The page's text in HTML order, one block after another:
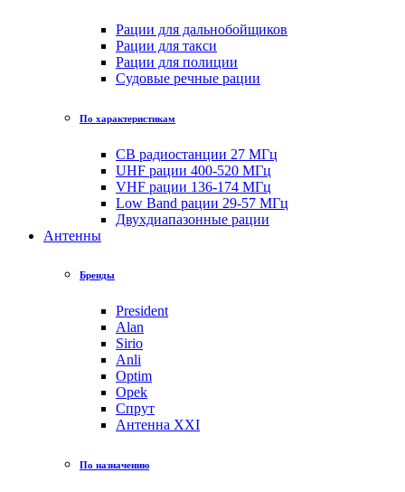
Рации для дальнобойщиков
Рации для такси
Рации для полиции
Судовые речные рации
По характеристикам
CB радиостанции 27 МГц
UHF рации 400-520 МГц
VHF рации 136-174 МГц
Low Band рации 29-57 МГц
Двухдиапазонные рации
Антенны
Бренды
President
Alan
Sirio
Anli
Optim
Opek
Спрут
Антенна XXI
По назначению